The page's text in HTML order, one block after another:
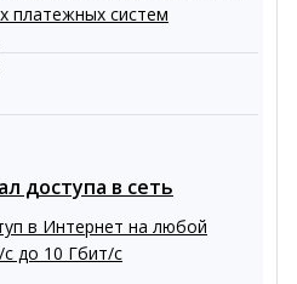
платежных систем
доступа в сеть
в Интернет на любой
до 10 Гбит/с